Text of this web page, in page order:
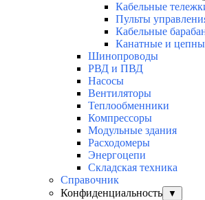
Кабельные
Пульты
Кабельные
Канатные и
Шинопроводы
РВД и ПВД
Насосы
Вентиляторы
Теплообменники
Компрессоры
Модульные здания
Расходомеры
Энергоцепи
Складская техника
Справочник
Конфиденциальность
▼